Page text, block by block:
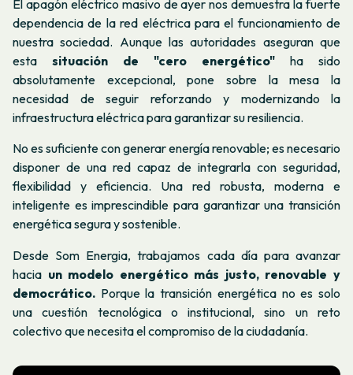
El apagón eléctrico masivo de ayer nos demuestra la fuerte
dependencia de la red eléctrica para el funcionamiento de
nuestra sociedad. Aunque las autoridades aseguran que
esta situación de "cero energético" ha sido
absolutamente excepcional, pone sobre la mesa la
necesidad de seguir reforzando y modernizando la
infraestructura eléctrica para garantizar su resiliencia.
No es suficiente con generar energía renovable; es necesario
disponer de una red capaz de integrarla con seguridad,
flexibilidad y eficiencia. Una red robusta, moderna e
inteligente es imprescindible para garantizar una transición
energética segura y sostenible.
Desde Som Energia, trabajamos cada día para avanzar
hacia un modelo energético más justo, renovable y
democrático. Porque la transición energética no es solo
una cuestión tecnológica o institucional, sino un reto
colectivo que necesita el compromiso de la ciudadanía.